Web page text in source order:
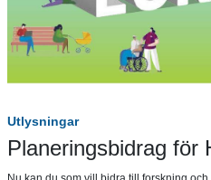
Utlysningar
Planeringsbidrag för